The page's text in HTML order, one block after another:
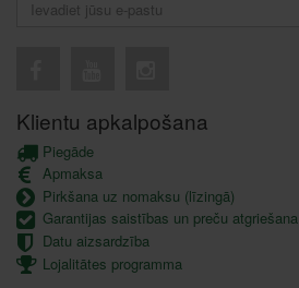
Klientu apkalpošana
Piegāde
Apmaksa
Pirkšana uz nomaksu (līzingā)
Garantijas saistības un preču atgriešana
Datu aizsardzība
Lojalitātes programma